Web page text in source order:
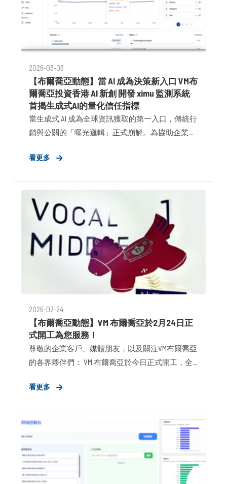
務商。
2026-03-03
【布爾喬亞動態】當 AI 成為決策新入口 VM布
爾喬亞投資香港 AI 新創 開發 ximu 監測系統
首揭生成式AI的量化信任指標
當生成式 AI 成為全球資訊獲取的第一入口，傳統行
銷與公關的「曝光邏輯」正式崩解。為協助企業應
團 VM 布爾喬亞（VM｜VOCAL MIDDLE）宣布，將透過
引擎優化（GEO，Generative Engine Optimization）的
AI 信任監測與治理平台 ximu。同時，為加速技術迭
代與國際佈局，ximu 亦正式啟動 100 萬美元的天使
輪融資計畫。
看更多
2026-02-24
【布爾喬亞動態】VM 布爾喬亞於2月24日正
式開工為您服務！
尊敬的企業客戶、媒體朋友，以及關注VM布爾喬亞
的各界夥伴們： VM 布爾喬亞於今日正式開工，全
開工日，VM 總會籌備別具新裁的開工儀式，與夥
看更多